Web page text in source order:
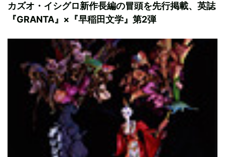
カズオ・イシグロ新作長編の冒頭を先行掲載、英誌
『GRANTA』×『早稲田文学』第2弾